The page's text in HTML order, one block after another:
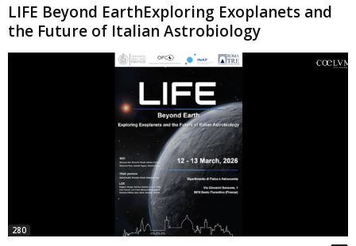
LIFE Beyond EarthExploring Exoplanets and
the Future of Italian Astrobiology
280